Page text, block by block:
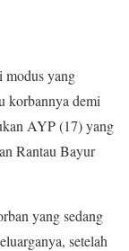
yang
korbannya demi
AYP (17) yang
Rantau Bayur
yang sedang
setelah